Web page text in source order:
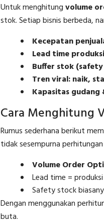
Untuk menghitungvolume
stok. Setiap bisnis berbeda,
Kecepatan
Lead time
Buffer stok
Tren viral: naik,
Kapasitas gudang
Cara Menghitung
Rumus sederhana berikut
tidak sesempurna
Volume Order
Lead time =
Safety stock
Dengan menggunakan
buta.